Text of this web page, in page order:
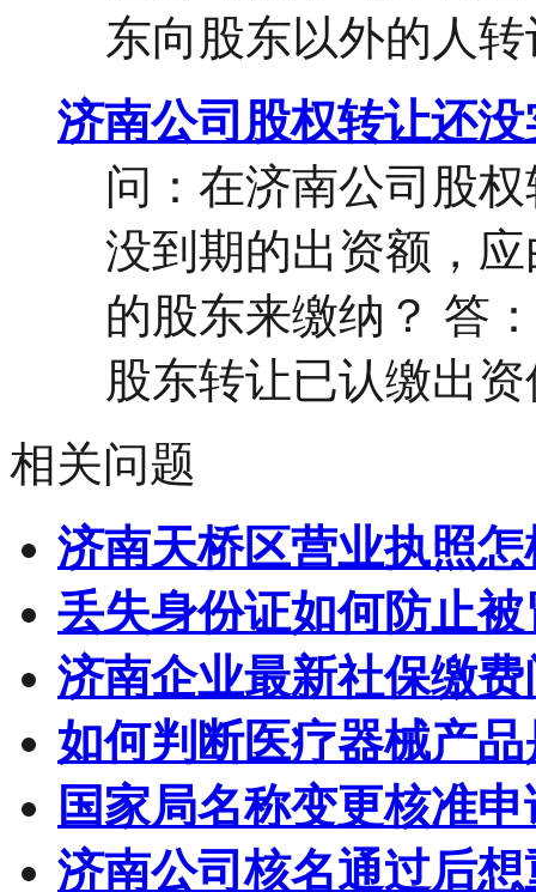
东向股东以外的人
济南公司股权转让还
问：在济南公司股
没到期的出资额，
的股东来缴纳？ 答
股东转让已认缴出
相关问题
济南天桥区营业执照
丢失身份证如何防止
济南企业最新社保缴
如何判断医疗器械产
国家局名称变更核准
济南公司核名通过后